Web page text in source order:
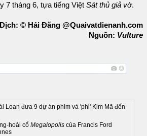
7 tháng 6, tựa tiếng Việt Sát thủ giả vờ.
Dịch: © Hải Đăng @Quaivatdienanh.com
Nguồn: Vulture
Loan đưa 9 dự án phim và 'phi' Kim Mã đến
hoài cổ Megalopolis của Francis Ford